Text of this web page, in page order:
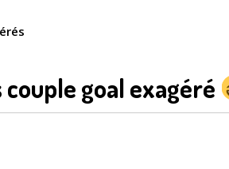
couple goal exagéré